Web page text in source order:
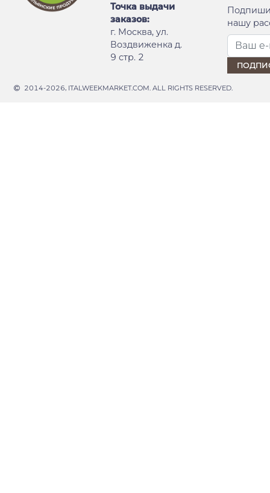
Точка выдачи
заказов:
г. Москва, ул.
Воздвиженка д.
9 стр. 2
нашу
2014-2026, ITALWEEKMARKET.COM. ALL RIGHTS RESERVED.